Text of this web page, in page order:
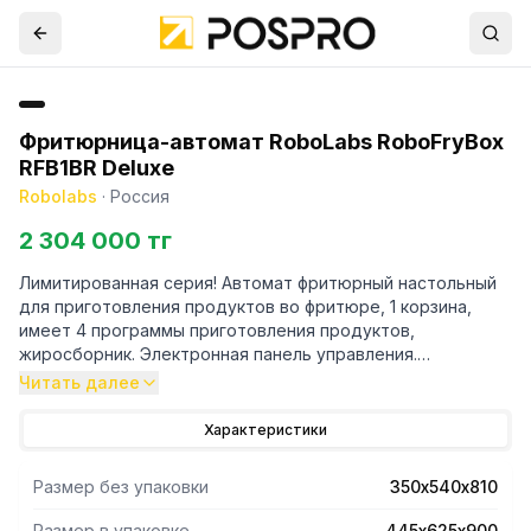
Фритюрница-автомат RoboLabs RoboFryBox
RFB1BR Deluxe
Robolabs · Россия
2 304 000 тг
Лимитированная серия! Автомат фритюрный настольный
для приготовления продуктов во фритюре, 1 корзина,
имеет 4 программы приготовления продуктов,
жиросборник. Электронная панель управления.
Производительность - 12кг/ч (для картофеля фри,
циклом приготовления 1 1/2 минуты). Вместимость
лоток, запустить рабочий цикл. По окончании рабочего
цикла продукт автоматически выгружается в
Читать далее
Характеристики
Размер без упаковки 350х540х810